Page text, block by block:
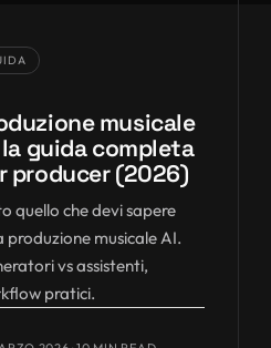
musicale
la guida completa
producer (2026)
quello che devi sapere
produzione musicale AI.
vs assistenti,
pratici.